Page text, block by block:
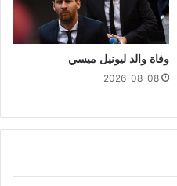
وفاة والد ليونيل ميسي
2026-08-08